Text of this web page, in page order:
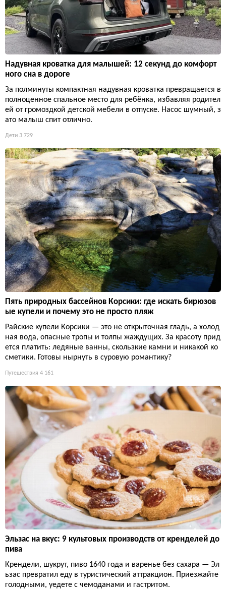
Надувная кроватка для малышей: 12 секунд до комфорт
ного сна в дороге
За полминуты компактная надувная кроватка превращается в
полноценное спальное место для ребёнка, избавляя родител
ей от громоздкой детской мебели в отпуске. Насос шумный, з
ато малыш спит отлично.
Дети 3 729
Пять природных бассейнов Корсики: где искать бирюзов
ые купели и почему это не просто пляж
Райские купели Корсики — это не открыточная гладь, а холод
ная вода, опасные тропы и толпы жаждущих. За красоту прид
ется платить: ледяные ванны, скользкие камни и никакой ко
сметики. Готовы нырнуть в суровую романтику?
Путешествия 4 161
Эльзас на вкус: 9 культовых производств от кренделей до
пива
Крендели, шукрут, пиво 1640 года и варенье без сахара — Эл
ьзас превратил еду в туристический аттракцион. Приезжайте
голодными, уедете с чемоданами и гастритом.